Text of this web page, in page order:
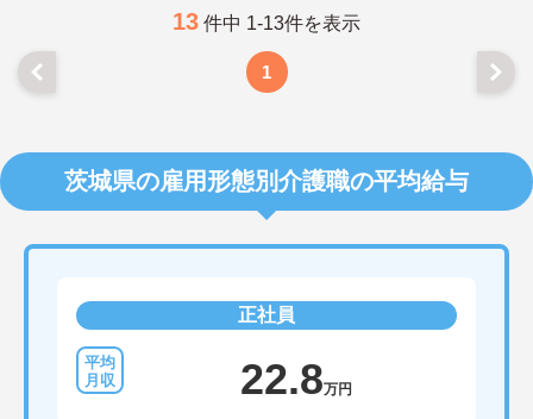
13 件中 1-13件を表示
1
茨城県の雇用形態別介護職の平均給与
正社員
22.8万円